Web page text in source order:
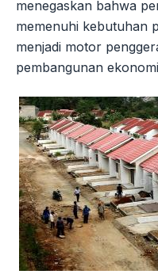
menegaskan bahwa
memenuhi kebutuhan
menjadi motor
pembangunan